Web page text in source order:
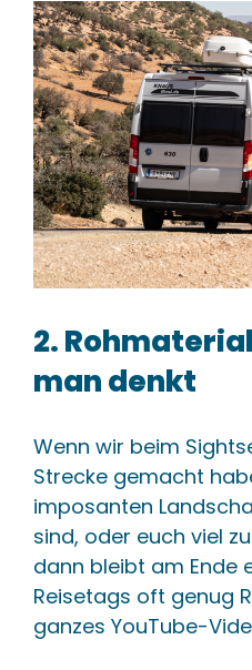
2.
man denkt
Wenn wir beim
Strecke gemacht
imposanten
sind, oder euch viel
dann bleibt am Ende
Reisetags oft genug
ganzes YouTube-